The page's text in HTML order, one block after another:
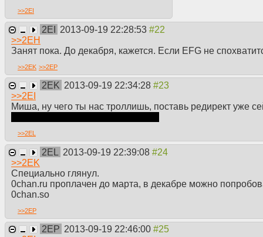
>>2EI
2EI
2013-09-19 22:28:53
>>2EH
Занят пока. До декабря, кажется. Если EFG не
>>2EK >>2EP
2EK 2013-09-19 22:34:28
>>2EI
Миша, ну чего ты нас троллишь, поставь редирект уже
>>2EL
2EL 2013-09-19 22:39:08
>>2EK
Специально глянул.
0chan.ru проплачен до марта, в декабре можно
0chan.so
>>2EP
2EP 2013-09-19 22:46:00